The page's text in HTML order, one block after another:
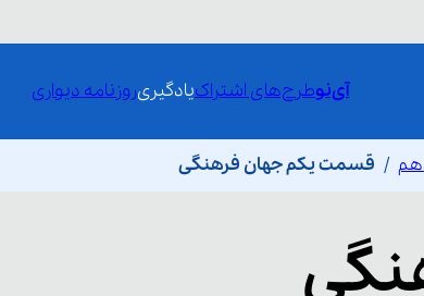
آی‌نوطرح‌های اشتراکیادگیریروزنامه دیواری
قسمت یکم جهان فرهنگی